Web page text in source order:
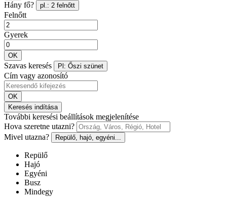
Hány fő? pl.: 2 felnőtt
Felnőtt
Gyerek
OK
Szavas keresés Pl: Őszi szünet
Cím vagy azonosító
OK
Keresés indítása
További keresési beállítások megjelenítése
Hova szeretne utazni?
Mivel utazna?
Repülő, hajó, egyéni...
Repülő
Hajó
Egyéni
Busz
Mindegy